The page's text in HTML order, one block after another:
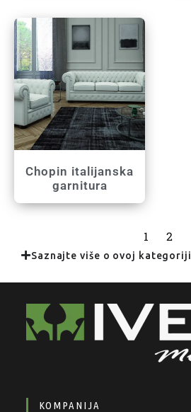
Chopin italijanska
garnitura
1 2
Saznajte više o ovoj kategoriji
KOMPANIJA